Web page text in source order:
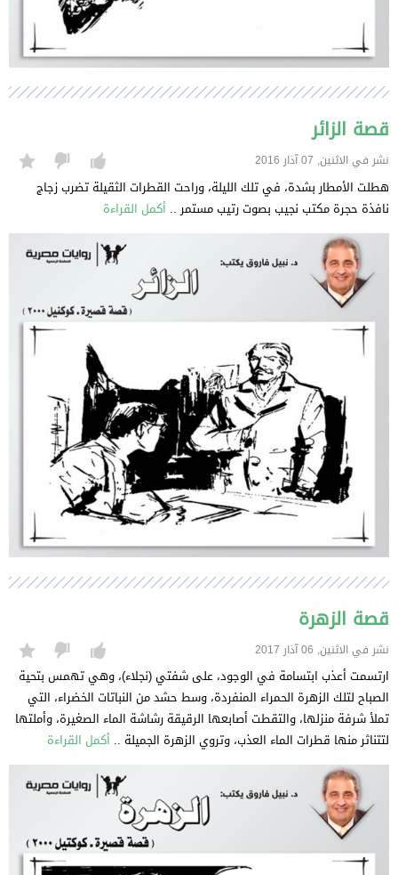
قصة الزائر
نشر في الاثنين, 07 آذار 2016
هطلت الأمطار بشدة، في تلك الليلة، وراحت القطرات الثقيلة تضرب زجاج
نافذة حجرة مكتب نجيب بصوت رتيب مستمر .. أكمل القراءة
قصة الزهرة
نشر في الاثنين, 06 آذار 2017
ارتسمت أعذب ابتسامة في الوجود، على شفتي (نجلاء)، وهي تهمس بتحية
الصباح لتلك الزهرة الحمراء المنفردة، وسط حشد من النباتات الخضراء، التي
تملأ شرفة منزلها، والتقطت أصابعها الرقيقة رشاشة الماء الصغيرة، وأملتها
لتتناثر منها قطرات الماء العذب، وتروي الزهرة الجميلة .. أكمل القراءة